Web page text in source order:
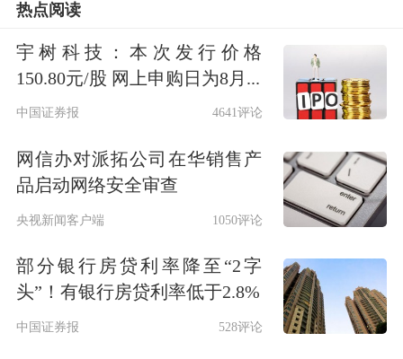
热点阅读
宇树科技：本次发行价格
150.80元/股 网上申购日为8月...
中国证券报 4641评论
网信办对派拓公司在华销售产
品启动网络安全审查
央视新闻客户端 1050评论
部分银行房贷利率降至“2字
头”！有银行房贷利率低于2.8%
中国证券报 528评论